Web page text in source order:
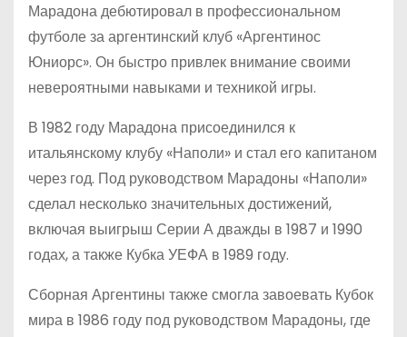
Марадона дебютировал в профессиональном
футболе за аргентинский клуб «Аргентинос
Юниорс». Он быстро привлек внимание своими
невероятными навыками и техникой игры.
В 1982 году Марадона присоединился к
итальянскому клубу «Наполи» и стал его капитаном
через год. Под руководством Марадоны «Наполи»
сделал несколько значительных достижений,
включая выигрыш Серии А дважды в 1987 и 1990
годах, а также Кубка УЕФА в 1989 году.
Сборная Аргентины также смогла завоевать Кубок
мира в 1986 году под руководством Марадоны, где